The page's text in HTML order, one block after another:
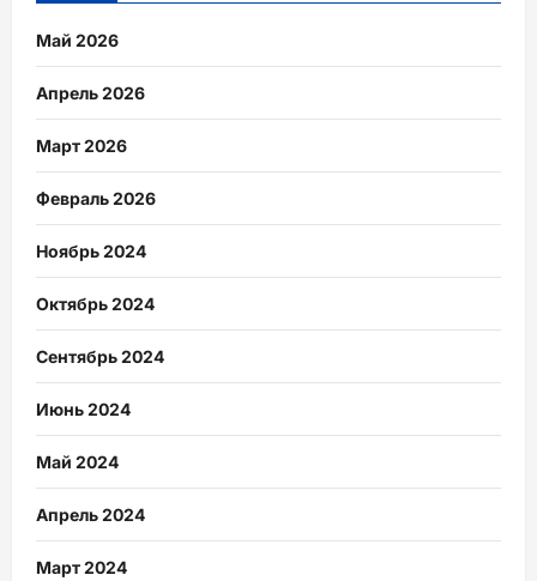
Май 2026
Апрель 2026
Март 2026
Февраль 2026
Ноябрь 2024
Октябрь 2024
Сентябрь 2024
Июнь 2024
Май 2024
Апрель 2024
Март 2024